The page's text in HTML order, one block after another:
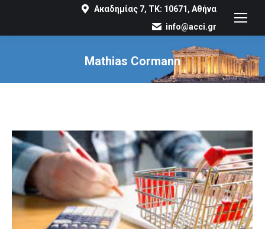
Ακαδημίας 7, ΤΚ: 10671, Αθήνα
info@acci.gr
Mathias Cormann
You are here: